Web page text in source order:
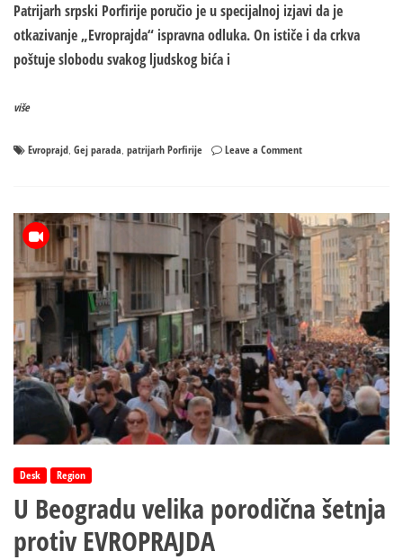
Patrijarh srpski Porfirije poručio je u specijalnoj izjavi da je
otkazivanje „Evroprajda“ ispravna odluka. On ističe i da crkva
poštuje slobodu svakog ljudskog bića i
više
Evroprajd, Gej parada, patrijarh Porfirije Leave a Commenton
oglasio
o
otkazivanju
„Evroprajda“
Desk Region
U Beogradu velika porodična šetnja
protiv EVROPRAJDA